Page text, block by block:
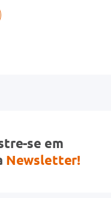
se em
Newsletter!